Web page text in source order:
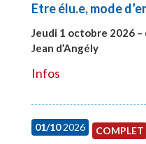
Etre élu.e, mode
Jeudi 1 octobre 2026 –
Jean d’Angély
Infos
01/102026 COMPLET